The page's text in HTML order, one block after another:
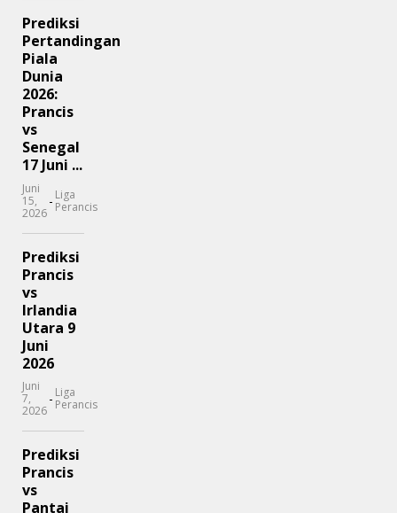
Prediksi
Pertandingan
Piala
Dunia
2026:
Prancis
vs
Senegal
17 Juni ...
Juni
15,
2026
- Liga
Perancis
Prediksi
Prancis
vs
Irlandia
Utara 9
Juni
2026
Juni
7,
2026
- Liga
Perancis
Prediksi
Prancis
vs
Pantai